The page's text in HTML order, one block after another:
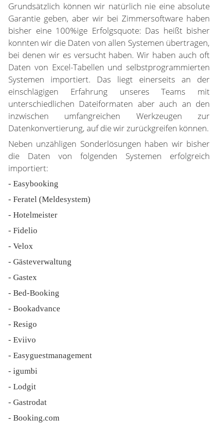
Grundsätzlich können wir natürlich nie eine absolute
Garantie geben, aber wir bei Zimmersoftware haben
bisher eine 100%ige Erfolgsquote: Das heißt bisher
konnten wir die Daten von allen Systemen übertragen,
bei denen wir es versucht haben. Wir haben auch oft
Daten von Excel-Tabellen und selbstprogrammierten
Systemen importiert. Das liegt einerseits an der
einschlägigen Erfahrung unseres Teams mit
unterschiedlichen Dateiformaten aber auch an den
inzwischen umfangreichen Werkzeugen zur
Datenkonvertierung, auf die wir zurückgreifen können.
Neben unzähligen Sonderlösungen haben wir bisher
die Daten von folgenden Systemen erfolgreich
importiert:
- Easybooking
- Feratel (Meldesystem)
- Hotelmeister
- Fidelio
- Velox
- Gästeverwaltung
- Gastex
- Bed-Booking
- Bookadvance
- Resigo
- Eviivo
- Easyguestmanagement
- igumbi
- Lodgit
- Gastrodat
- Booking.com